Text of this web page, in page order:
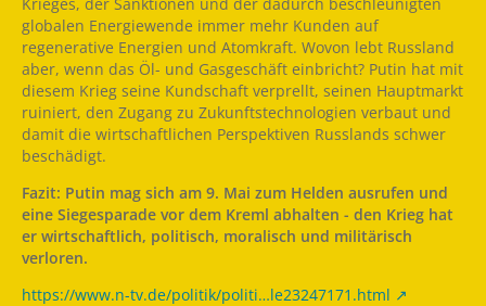
globalen Energiewende immer mehr Kunden auf
regenerative Energien und Atomkraft. Wovon lebt Russland
aber, wenn das Öl- und Gasgeschäft einbricht? Putin hat mit
diesem Krieg seine Kundschaft verprellt, seinen Hauptmarkt
ruiniert, den Zugang zu Zukunftstechnologien verbaut und
damit die wirtschaftlichen Perspektiven Russlands schwer
beschädigt.
Fazit: Putin mag sich am 9. Mai zum Helden ausrufen und
eine Siegesparade vor dem Kreml abhalten - den Krieg hat
er wirtschaftlich, politisch, moralisch und militärisch
verloren.
https://www.n-tv.de/politik/politi…le23247171.html